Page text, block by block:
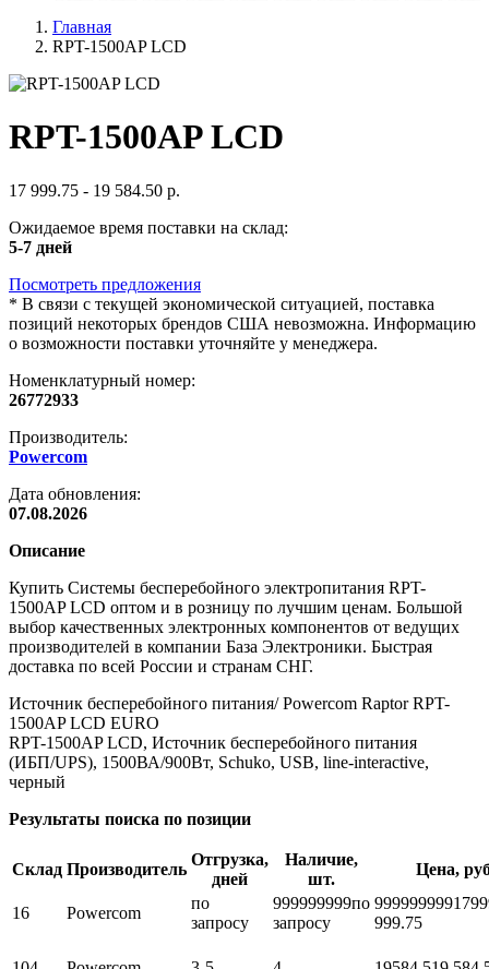
Главная
RPT-1500AP LCD
RPT-1500AP LCD
17 999.75 - 19 584.50 р.
Ожидаемое время поставки на склад:
5-7 дней
Посмотреть предложения
* В связи с текущей экономической ситуацией, поставка
позиций некоторых брендов США невозможна. Информацию
о возможности поставки уточняйте у менеджера.
Номенклатурный номер:
26772933
Производитель:
Powercom
Дата обновления:
07.08.2026
Описание
Купить Системы бесперебойного электропитания RPT-
1500AP LCD оптом и в розницу по лучшим ценам. Большой
выбор качественных электронных компонентов от ведущих
производителей в компании База Электроники. Быстрая
доставка по всей России и странам СНГ.
Источник бесперебойного питания/ Powercom Raptor RPT-
1500AP LCD EURO
RPT-1500AP LCD, Источник бесперебойного питания
(ИБП/UPS), 1500ВА/900Вт, Schuko, USB, line-interactive,
черный
Результаты поиска по позиции
Склад Производитель
Отгрузка,
дней
Наличие,
шт.
Цена,
16 Powercom
по
запросу
999999999по
запросу
999999999
999.75